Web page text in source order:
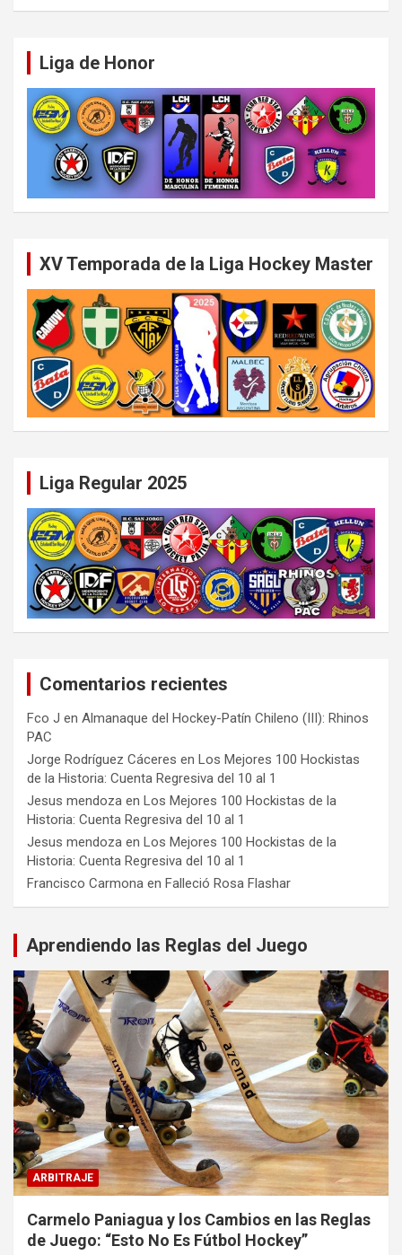
Liga de Honor
XV Temporada de la Liga Hockey Master
Liga Regular 2025
Comentarios recientes
Fco J en Almanaque del Hockey-Patín Chileno (III): Rhinos
PAC
Jorge Rodríguez Cáceres en Los Mejores 100 Hockistas
de la Historia: Cuenta Regresiva del 10 al 1
Jesus mendoza en Los Mejores 100 Hockistas de la
Historia: Cuenta Regresiva del 10 al 1
Jesus mendoza en Los Mejores 100 Hockistas de la
Historia: Cuenta Regresiva del 10 al 1
Francisco Carmona en Falleció Rosa Flashar
Aprendiendo las Reglas del Juego
ARBITRAJE
Carmelo Paniagua y los Cambios en las Reglas
de Juego: “Esto No Es Fútbol Hockey”